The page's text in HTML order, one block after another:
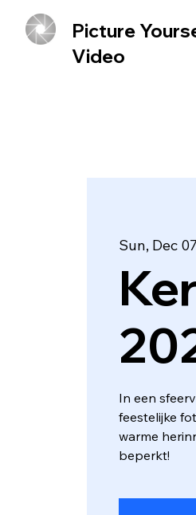
Picture
Video
Sun, Dec 07
In een
feestelijke
warme
beperkt!